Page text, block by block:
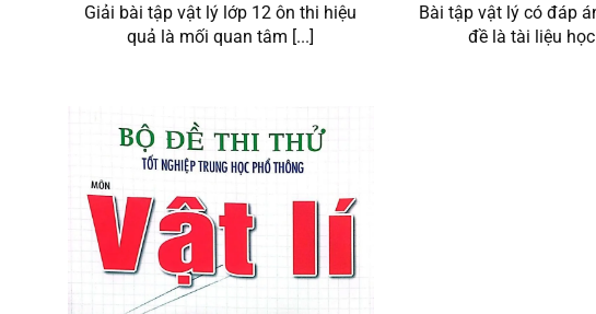
Giải bài tập vật lý lớp 12 ôn thi hiệu
quả là mối quan tâm [...]
Bài tập vật lý có đáp
đề là tài liệu